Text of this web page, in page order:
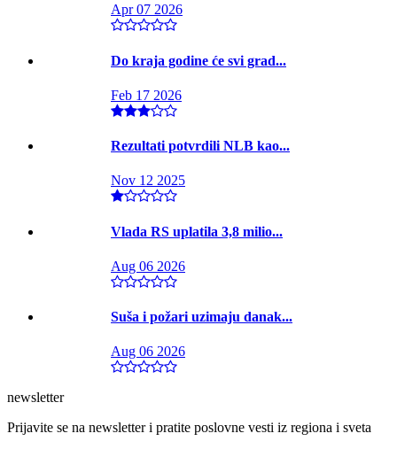
Apr 07 2026
Do kraja godine će svi grad...
Feb 17 2026
Rezultati potvrdili NLB kao...
Nov 12 2025
Vlada RS uplatila 3,8 milio...
Aug 06 2026
Suša i požari uzimaju danak...
Aug 06 2026
newsletter
Prijavite se na newsletter i pratite poslovne vesti iz regiona i sveta